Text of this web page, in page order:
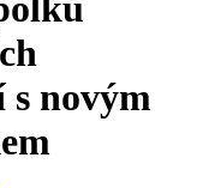
s novým